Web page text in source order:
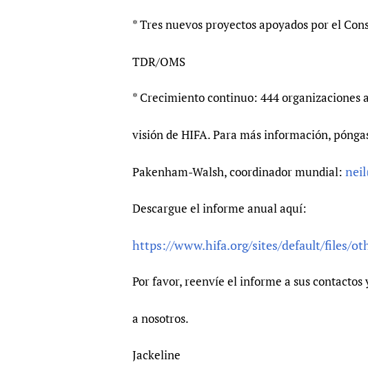
* Tres nuevos proyectos apoyados por el
TDR/OMS
* Crecimiento continuo: 444 organizaciones
visión de HIFA. Para más información,
Pakenham-Walsh, coordinador mundial:
Descargue el informe anual aquí:
https://www.hifa.org/sites/default/files/
Por favor, reenvíe el informe a sus
a nosotros.
Jackeline